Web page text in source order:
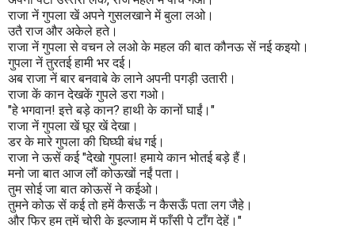
राजा नें गुपला खें अपने गुसलखाने में बुला लओ।
उतै राज और अकेले हते।
राजा नें गुपला से वचन ले लओ के महल की बात कौनऊ सें नई कइयो।
गुपला नें तुरतई हामी भर दई।
अब राजा नें बार बनवाबे के लाने अपनी पगड़ी उतारी।
राजा कें कान देखकें गुपले डरा गओ।
"हे भगवान! इत्ते बड़े कान? हाथी के कानों घाईं।"
राजा नें गुपला खें घूर खें देखा।
डर के मारे गुपला की घिघ्घी बंध गई।
राजा ने ऊसें कई "देखो गुपला! हमाये कान भोतई बड़े हैं।
मनो जा बात आज लौं कोऊखों नईं पता।
तुम सोई जा बात कोऊसें ने कईओ।
तुमने कोऊ सें कई तो हमें कैसऊँ न कैसऊँ पता लग जैहे।
और फिर हम तुमें चोरी के इल्जाम में फाँसी पे टाँग देहें।"